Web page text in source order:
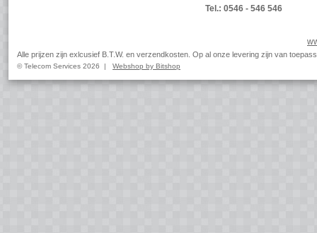
Tel.: 0546 - 546 546
Alle prijzen zijn exlcusief B.T.W. en verzendkosten. Op al onze levering zijn van
© Telecom Services 2026 | Webshop by Bitshop